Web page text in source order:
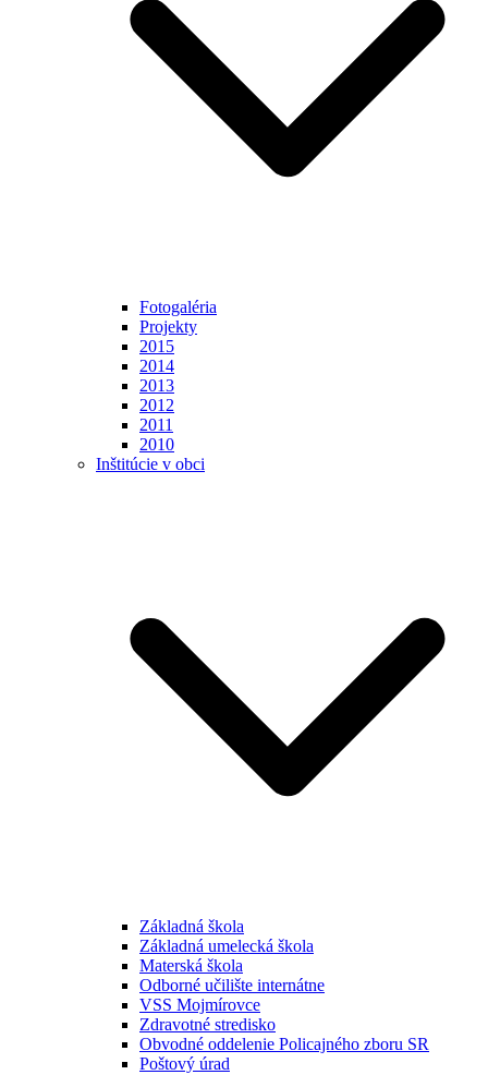
Fotogaléria
Projekty
2015
2014
2013
2012
2011
2010
Inštitúcie v obci
Základná škola
Základná umelecká škola
Materská škola
Odborné učilište internátne
VSS Mojmírovce
Zdravotné stredisko
Obvodné oddelenie Policajného zboru SR
Poštový úrad